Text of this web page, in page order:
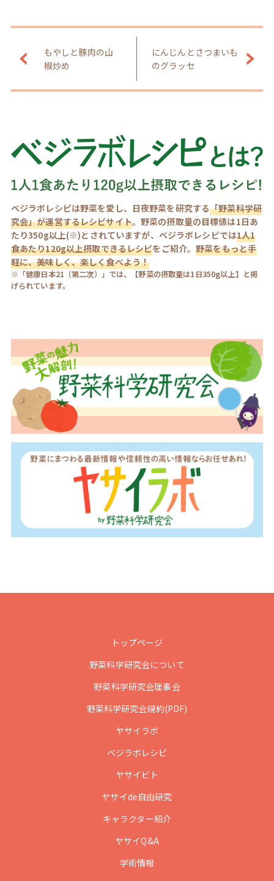
もやしと豚肉の山
椒炒め
にんじんとさつまいも
のグラッセ
ベジラボレシピは野菜を愛し、日夜野菜を研究する「野菜科学研
究会」が運営するレシピサイト。野菜の摂取量の目標値は1日あ
たり350g以上(※)とされていますが、ベジラボレシピでは1人1
食あたり120g以上摂取できるレシピをご紹介。野菜をもっと手
軽に、美味しく、楽しく食べよう！
※「健康日本21（第二次）」では、【野菜の摂取量は1日350g以上】と掲
げられています。
トップページ
野菜科学研究会について
野菜科学研究会理事会
野菜科学研究会規約(PDF)
ヤサイラボ
ベジラボレシピ
ヤサイビト
ヤサイde自由研究
キャラクター紹介
ヤサイQ&A
学術情報